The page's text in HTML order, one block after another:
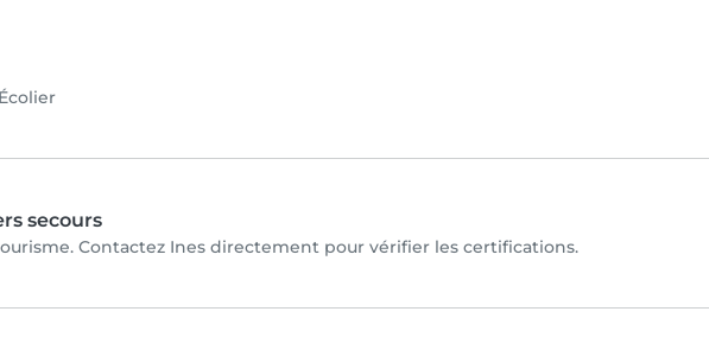
Écolier
secours
Contactez Ines directement pour vérifier les certifications.